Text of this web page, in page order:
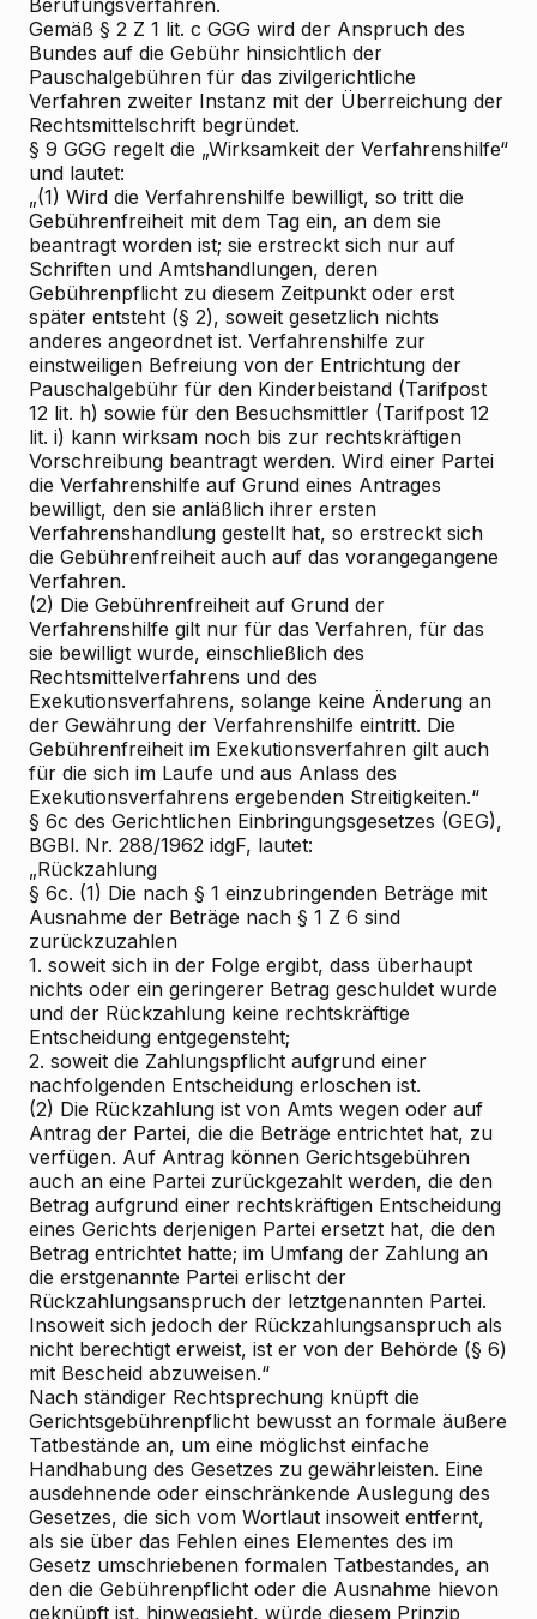
Berufungsverfahren.
Gemäß § 2 Z 1 lit. c GGG wird der Anspruch des
Bundes auf die Gebühr hinsichtlich der
Pauschalgebühren für das zivilgerichtliche
Verfahren zweiter Instanz mit der Überreichung der
Rechtsmittelschrift begründet.
§ 9 GGG regelt die „Wirksamkeit der Verfahrenshilfe“
und lautet:
„(1) Wird die Verfahrenshilfe bewilligt, so tritt die
Gebührenfreiheit mit dem Tag ein, an dem sie
beantragt worden ist; sie erstreckt sich nur auf
Schriften und Amtshandlungen, deren
Gebührenpflicht zu diesem Zeitpunkt oder erst
später entsteht (§ 2), soweit gesetzlich nichts
anderes angeordnet ist. Verfahrenshilfe zur
einstweiligen Befreiung von der Entrichtung der
Pauschalgebühr für den Kinderbeistand (Tarifpost
12 lit. h) sowie für den Besuchsmittler (Tarifpost 12
lit. i) kann wirksam noch bis zur rechtskräftigen
Vorschreibung beantragt werden. Wird einer Partei
die Verfahrenshilfe auf Grund eines Antrages
bewilligt, den sie anläßlich ihrer ersten
Verfahrenshandlung gestellt hat, so erstreckt sich
die Gebührenfreiheit auch auf das vorangegangene
Verfahren.
(2) Die Gebührenfreiheit auf Grund der
Verfahrenshilfe gilt nur für das Verfahren, für das
sie bewilligt wurde, einschließlich des
Rechtsmittelverfahrens und des
Exekutionsverfahrens, solange keine Änderung an
der Gewährung der Verfahrenshilfe eintritt. Die
Gebührenfreiheit im Exekutionsverfahren gilt auch
für die sich im Laufe und aus Anlass des
Exekutionsverfahrens ergebenden Streitigkeiten.“
§ 6c des Gerichtlichen Einbringungsgesetzes (GEG),
BGBl. Nr. 288/1962 idgF, lautet:
„Rückzahlung
§ 6c. (1) Die nach § 1 einzubringenden Beträge mit
Ausnahme der Beträge nach § 1 Z 6 sind
zurückzuzahlen
1. soweit sich in der Folge ergibt, dass überhaupt
nichts oder ein geringerer Betrag geschuldet wurde
und der Rückzahlung keine rechtskräftige
Entscheidung entgegensteht;
2. soweit die Zahlungspflicht aufgrund einer
nachfolgenden Entscheidung erloschen ist.
(2) Die Rückzahlung ist von Amts wegen oder auf
Antrag der Partei, die die Beträge entrichtet hat, zu
verfügen. Auf Antrag können Gerichtsgebühren
auch an eine Partei zurückgezahlt werden, die den
Betrag aufgrund einer rechtskräftigen Entscheidung
eines Gerichts derjenigen Partei ersetzt hat, die den
Betrag entrichtet hatte; im Umfang der Zahlung an
die erstgenannte Partei erlischt der
Rückzahlungsanspruch der letztgenannten Partei.
Insoweit sich jedoch der Rückzahlungsanspruch als
nicht berechtigt erweist, ist er von der Behörde (§ 6)
mit Bescheid abzuweisen.“
Nach ständiger Rechtsprechung knüpft die
Gerichtsgebührenpflicht bewusst an formale äußere
Tatbestände an, um eine möglichst einfache
Handhabung des Gesetzes zu gewährleisten. Eine
ausdehnende oder einschränkende Auslegung des
Gesetzes, die sich vom Wortlaut insoweit entfernt,
als sie über das Fehlen eines Elementes des im
Gesetz umschriebenen formalen Tatbestandes, an
den die Gebührenpflicht oder die Ausnahme hievon
geknüpft ist, hinwegsieht, würde diesem Prinzip